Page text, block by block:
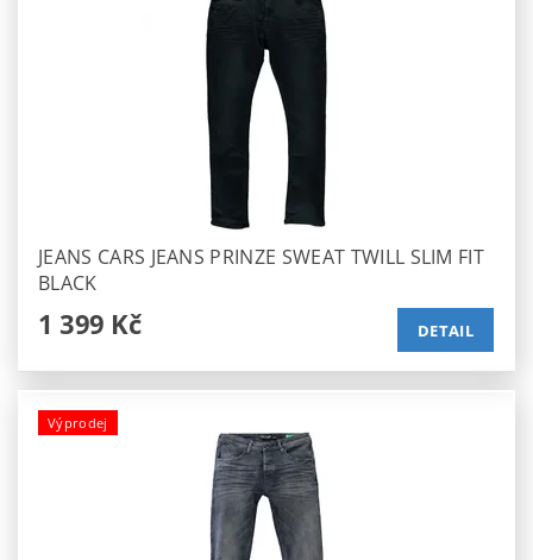
JEANS CARS JEANS PRINZE SWEAT TWILL SLIM FIT
BLACK
1 399 Kč DETAIL
Výprodej